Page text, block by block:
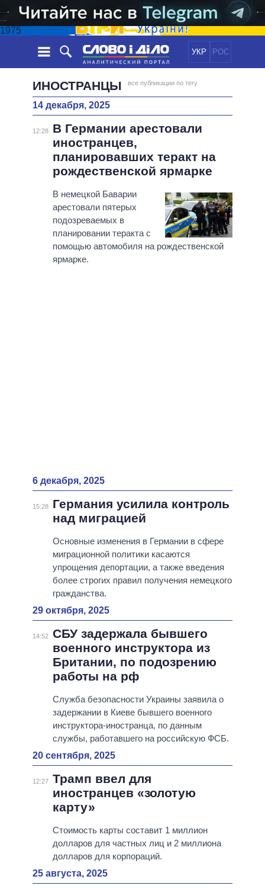
1975
УКР РОС
НОВОСТИ
ЛЕНТА
СОБЫТИЯ
СТАТЬИ
МНЕНИЯ
ОБЗОРЫ
ДАЙДЖЕСТЫ
ЭКОНОМИКА
МИР
ОБЕЩАНИЯ
ПОЛИТИКИ
ВСЕ ПОЛИТИКИ
ПРЕЗИДЕНТ И ОФИС
ВЕРХОВНАЯ РАДА
КАБИНЕТ МИНИСТРОВ
ГЛАВЫ ОБЛАДМИНИСТРАЦИЙ
МЭРЫ
ВСЕ ПЕРСОНЫ
ИНФОГРАФИКА
ПОДДЕРЖАТЬ
СРАВНЕНИЕ ПОЛИТИКОВ
ИНОСТРАНЦЫ все публикации по тегу
14 декабря, 2025
12:28
В Германии арестовали
иностранцев,
планировавших теракт на
рождественской ярмарке
В немецкой Баварии
арестовали пятерых
подозреваемых в
планировании теракта с
помощью автомобиля на рождественской
ярмарке.
6 декабря, 2025
15:28
Германия усилила контроль
над миграцией
Основные изменения в Германии в сфере
миграционной политики касаются
упрощения депортации, а также введения
более строгих правил получения немецкого
гражданства.
29 октября, 2025
14:52 СБУ задержала бывшего
военного инструктора из
Британии, по подозрению
работы на рф
Служба безопасности Украины заявила о
задержании в Киеве бывшего военного
инструктора-иностранца, по данным
службы, работавшего на российскую ФСБ.
20 сентября, 2025
12:27 Трамп ввел для
иностранцев «золотую
карту»
Стоимость карты составит 1 миллион
долларов для частных лиц и 2 миллиона
долларов для корпораций.
25 августа, 2025